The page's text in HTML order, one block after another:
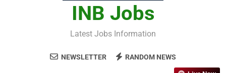
INB Jobs
Latest Jobs Information
NEWSLETTER RANDOM NEWS